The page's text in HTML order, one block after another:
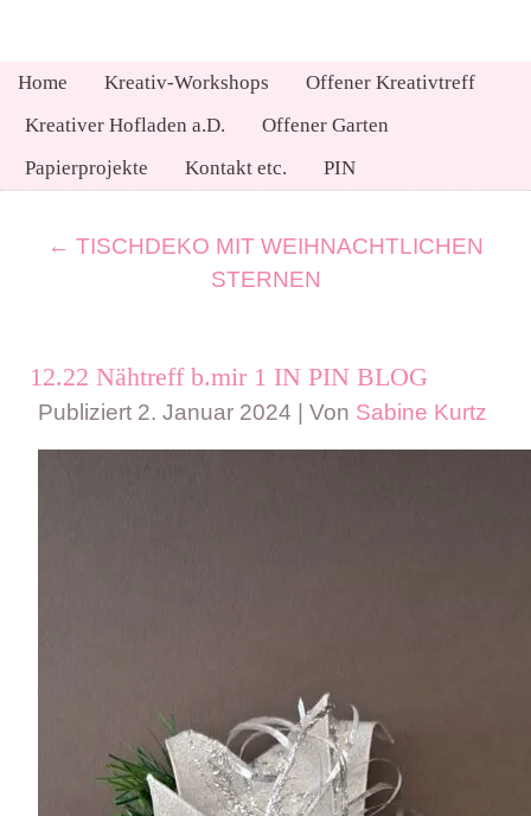
Home Kreativ-Workshops
Offener Kreativtreff
Kreativer Hofladen a.D.
Offener Garten
Papierprojekte
Kontakt etc. PIN
← TISCHDEKO MIT WEIHNACHTLICHEN
STERNEN
12.22 Nähtreff b.mir 1 IN PIN BLOG
Publiziert 2. Januar 2024 Von Sabine Kurtz